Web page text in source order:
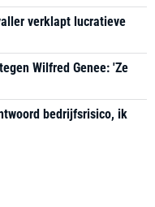
verklapt lucratieve
Wilfred Genee: 'Ze
bedrijfsrisico, ik